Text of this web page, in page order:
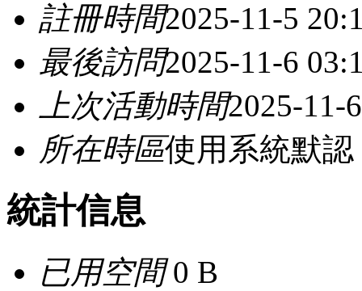
註冊時間2025-11-5
最後訪問2025-11-6
上次活動時間2025-11-
所在時區使用系統默認
統計信息
已用空間0 B